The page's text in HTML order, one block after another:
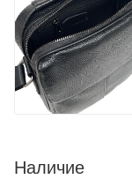
Наличие